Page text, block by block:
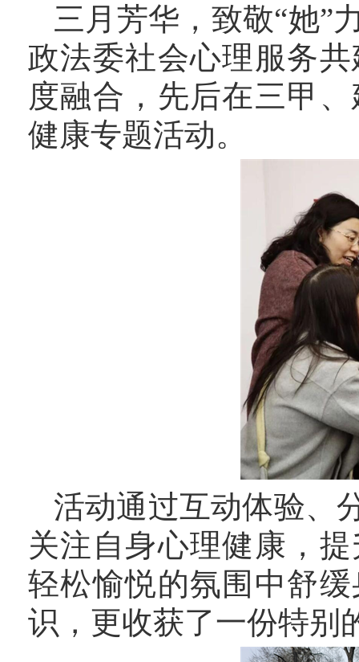
三月芳华，致敬“她”
政法委社会心理服务
度融合，先后在三甲
健康专题活动。
活动通过互动体验、
关注自身心理健康，
轻松愉悦的氛围中舒
识，更收获了一份特别